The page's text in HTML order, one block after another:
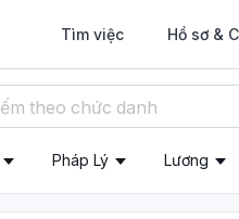
Tìm việc Hồ sơ &
Pháp Lý Lương